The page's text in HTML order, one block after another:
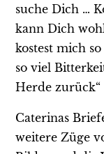
suche Dich …
kann Dich
kostest mich
so viel
Herde zurück“
Caterinas
weitere Züge